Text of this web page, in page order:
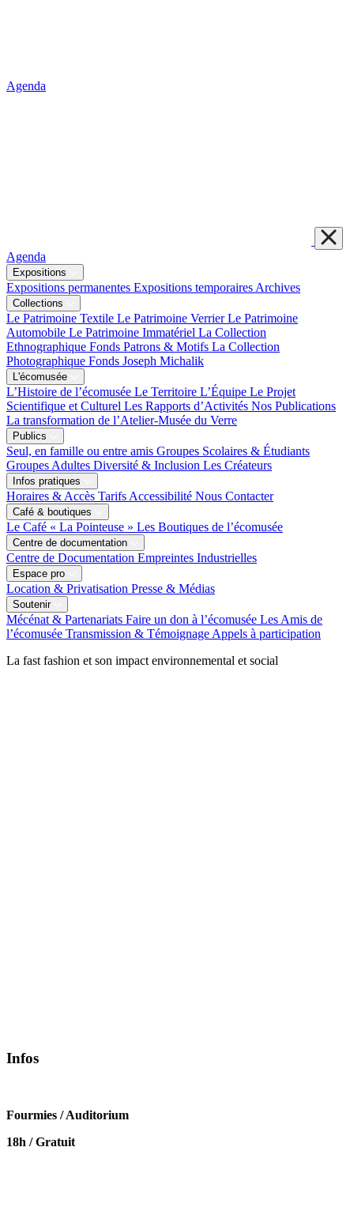
Agenda
Agenda
Expositions
Expositions permanentes Expositions temporaires Archives
Collections
Le Patrimoine Textile Le Patrimoine VerrierLe Patrimoine
Automobile Le Patrimoine Immatériel La Collection
Ethnographique Fonds Patrons & Motifs La Collection
Photographique Fonds Joseph Michalik
L'écomusée
L’Histoire de l’écomusée Le Territoire L’Équipe Le Projet
Scientifique et Culturel Les Rapports d’Activités Nos Publications
La transformation de l’Atelier-Musée du Verre
Publics
Seul, en famille ou entre amis Groupes Scolaires & Étudiants
Groupes Adultes Diversité & Inclusion Les Créateurs
Infos pratiques
Horaires & Accès Tarifs Accessibilité Nous Contacter
Café & boutiques
Le Café « La Pointeuse » Les Boutiques de l’écomusée
Centre de documentation
Centre de Documentation Empreintes Industrielles
Espace pro
Location & Privatisation Presse & Médias
Soutenir
Mécénat & Partenariats Faire un don à l’écomusée Les Amis de
l’écomusée Transmission & Témoignage Appels à participation
La fast fashion et son impact environnemental et social
Infos
Fourmies / Auditorium
18h / Gratuit